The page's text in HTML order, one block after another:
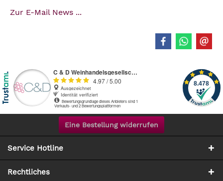
Zur E-Mail News ...
Eine Bestellung widerrufen
Service Hotline
Rechtliches